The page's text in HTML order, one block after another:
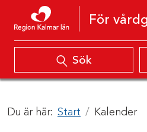
Hoppa till innehåll
För
Sök
Du är här: Start Kalender